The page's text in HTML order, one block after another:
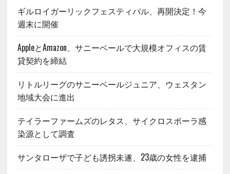
ギルロイガーリックフェスティバル、再開決定！今
週末に開催
AppleとAmazon、サニーベールで大規模オフィスの賃
貸契約を締結
リトルリーグのサニーベールジュニア、ウェスタン
地域大会に進出
テイラーファームズのレタス、サイクロスポーラ感
染源として調査
サンタローザで子ども誘拐未遂、23歳の女性を逮捕